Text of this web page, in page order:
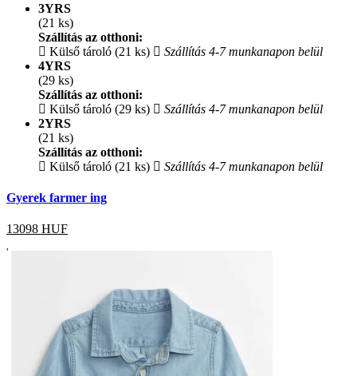
3YRS
(21 ks)
Szállítás az otthoni:
Külső tároló (21 ks)
Szállítás 4-7 munkanapon belül
4YRS
(29 ks)
Szállítás az otthoni:
Külső tároló (29 ks)
Szállítás 4-7 munkanapon belül
2YRS
(21 ks)
Szállítás az otthoni:
Külső tároló (21 ks)
Szállítás 4-7 munkanapon belül
Gyerek farmer ing
13098 HUF